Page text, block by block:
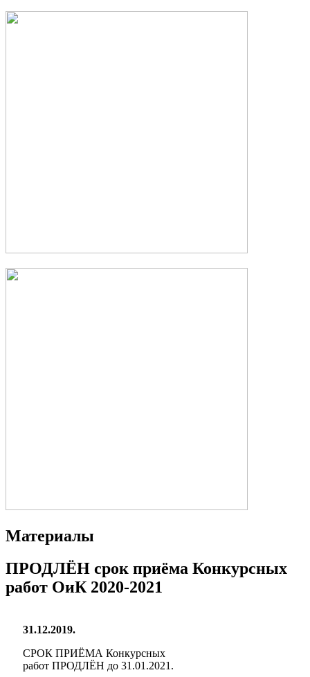
Материалы
ПРОДЛЁН срок приёма Конкурсных
работ ОиК 2020-2021
31.12.2019.
СРОК ПРИЁМА Конкурсных
работ ПРОДЛЁН до 31.01.2021.